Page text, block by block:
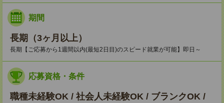
期間
長期（3ヶ月以上）
長期【ご応募から1週間以内(最短2日目)のスピード就業が可能】即日～
応募資格・条件
職種未経験OK / 社会人未経験OK / ブランクOK /